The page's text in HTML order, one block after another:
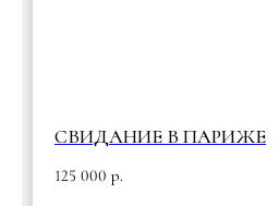
СВИДАНИЕ В ПАРИЖЕ
125 000 р.